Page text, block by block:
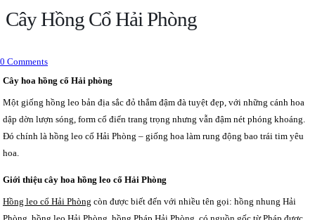
Cây Hồng Cổ Hải Phòng
0 Comments
Cây hoa hồng cổ Hải phòng
Một giống hồng leo bản địa sắc đỏ thắm đậm đà tuyệt đẹp, với những cánh hoa
dập dờn lượn sóng, form cổ điển trang trọng nhưng vẫn đậm nét phóng khoáng.
Đó chính là hồng leo cổ Hải Phòng – giống hoa làm rung động bao trái tim yêu
hoa.
Giới thiệu cây hoa hồng leo cổ Hải Phòng
Hồng leo cổ Hải Phòng còn được biết đến với nhiều tên gọi: hồng nhung Hải